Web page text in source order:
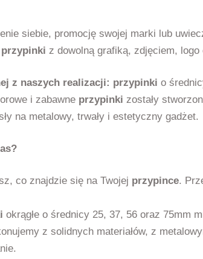
siebie, promocję swojej marki lub
przypinki z dowolną grafiką, zdjęciem,
z naszych realizacji: przypinki o
i zabawne przypinki zostały
na metalowy, trwały i estetyczny gadżet.
co znajdzie się na Twojej przypince.
okrągłe o średnicy 25, 37, 56 oraz 75mm
z solidnych materiałów, z